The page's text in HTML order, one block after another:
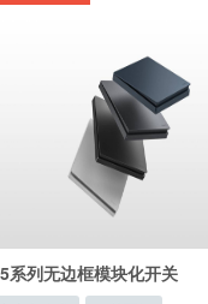
系列无边框模块化开关